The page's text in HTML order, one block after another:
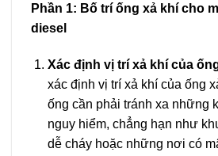
Phần 1: Bố trí ống xả khí cho
diesel
Xác định vị trí xả khí của
xác định vị trí xả khí của ống
ống cần phải tránh xa những
nguy hiểm, chẳng hạn như
dễ cháy hoặc những nơi có